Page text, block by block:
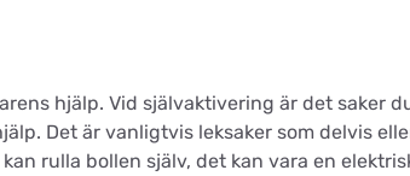
hjälp. Vid självaktivering är det saker
Det är vanligtvis leksaker som delvis
rulla bollen själv, det kan vara en